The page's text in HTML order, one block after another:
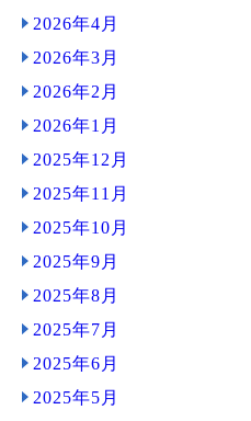
2026年4月
2026年3月
2026年2月
2026年1月
2025年12月
2025年11月
2025年10月
2025年9月
2025年8月
2025年7月
2025年6月
2025年5月